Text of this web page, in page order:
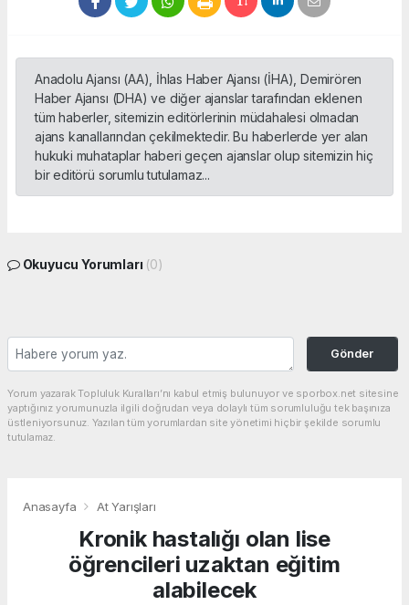
Anadolu Ajansı (AA), İhlas Haber Ajansı (İHA), Demirören
Haber Ajansı (DHA) ve diğer ajanslar tarafından eklenen
tüm haberler, sitemizin editörlerinin müdahalesi olmadan
ajans kanallarından çekilmektedir. Bu haberlerde yer alan
hukuki muhataplar haberi geçen ajanslar olup sitemizin hiç
bir editörü sorumlu tutulamaz...
Okuyucu Yorumları (0)
Gönder
Yorum yazarak Topluluk Kuralları’nı kabul etmiş bulunuyor ve sporbox.net sitesine
yaptığınız yorumunuzla ilgili doğrudan veya dolaylı tüm sorumluluğu tek başınıza
üstleniyorsunuz. Yazılan tüm yorumlardan site yönetimi hiçbir şekilde sorumlu
tutulamaz.
Anasayfa At Yarışları
Kronik hastalığı olan lise
öğrencileri uzaktan eğitim
alabilecek